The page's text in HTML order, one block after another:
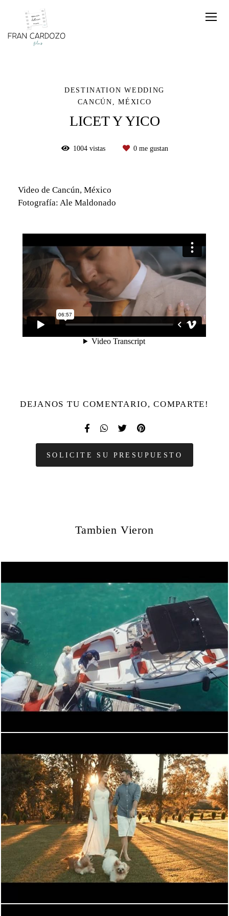
DESTINATION WEDDING
CANCÚN, MÉXICO
LICET Y YICO
1004vistas 0me gustan
Video de Cancún, México
Fotografía: Ale Maldonado
DEJANOS TU COMENTARIO, COMPARTE!
SOLICITE SU PRESUPUESTO
Tambien Vieron
538 0
715 0